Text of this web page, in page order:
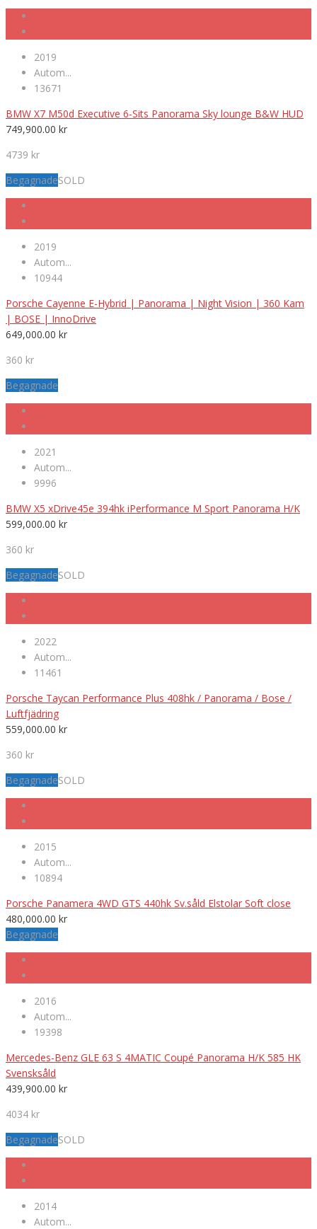
2019
Autom...
13671
BMW X7 M50d Executive 6-Sits Panorama Sky lounge B&W HUD
749,900.00 kr
4739 kr
BegagnadeSOLD
2019
Autom...
10944
Porsche Cayenne E-Hybrid | Panorama | Night Vision | 360 Kam
| BOSE | InnoDrive
649,000.00 kr
360 kr
Begagnade
2021
Autom...
9996
BMW X5 xDrive45e 394hk iPerformance M Sport Panorama H/K
599,000.00 kr
360 kr
BegagnadeSOLD
2022
Autom...
11461
Porsche Taycan Performance Plus 408hk / Panorama / Bose /
Luftfjädring
559,000.00 kr
360 kr
BegagnadeSOLD
2015
Autom...
10894
Porsche Panamera 4WD GTS 440hk Sv.såld Elstolar Soft close
480,000.00 kr
Begagnade
2016
Autom...
19398
Mercedes-Benz GLE 63 S 4MATIC Coupé Panorama H/K 585 HK
Svensksåld
439,900.00 kr
4034 kr
BegagnadeSOLD
2014
Autom...